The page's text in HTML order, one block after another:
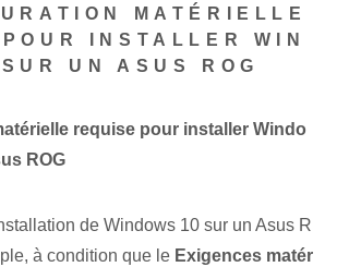
MATÉRIELLE
INSTALLER WIN
UN ASUS ROG
requise pour installer Windo
ROG
de Windows 10 sur un Asus R
à condition que le Exigences matér